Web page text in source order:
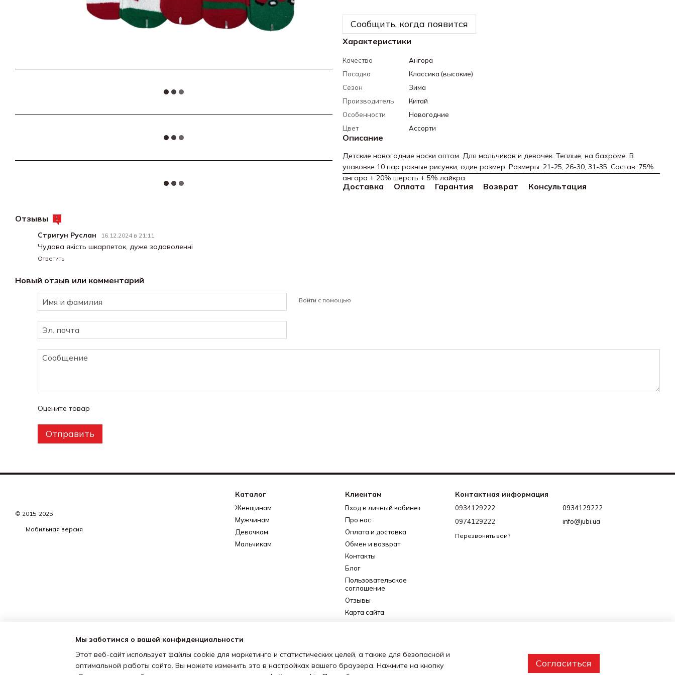
Сообщить, когда появится
Характеристики
Качество
Ангора
Посадка
Классика (высокие)
Сезон
Зима
Производитель
Китай
Особенности
Новогодние
Цвет
Ассорти
Описание
Детские новогодние носки оптом. Для мальчиков и девочек. Теплые, на бахроме. В
упаковке 10 пар разные рисунки, один размер. Размеры: 21-25, 26-30, 31-35. Состав: 75%
ангора + 20% шерсть + 5% лайкра.
Доставка Оплата Гарантия Возврат Консультация
Отзывы 1
Стригун Руслан 16.12.2024 в 21:11
Чудова якість шкарпеток, дуже задоволенні
Ответить
Новый отзыв или комментарий
Войти с помощью
Оцените товар
Отправить
© 2015-2025
Мобильная версия
Каталог
Женщинам
Мужчинам
Девочкам
Мальчикам
Клиентам
Вход в личный кабинет
Про нас
Оплата и доставка
Обмен и возврат
Контакты
Блог
Пользовательское
соглашение
Отзывы
Карта сайта
Мы в соцсетях
Контактная информация
0934129222
0974129222
Перезвонить вам?
0934129222
info@jubi.ua
Мы заботимся о вашей конфиденциальности
Этот веб-сайт использует файлы cookie для маркетинга и статистических целей, а также для безопасной и
оптимальной работы сайта. Вы можете изменить это в настройках вашего браузера. Нажмите на кнопку
Согласиться